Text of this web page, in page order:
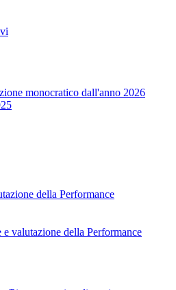
monocratico dall'anno 2026
della Performance
e valutazione della Performance